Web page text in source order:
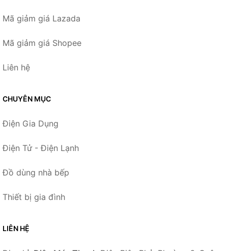
Mã giảm giá Lazada
Mã giảm giá Shopee
Liên hệ
CHUYÊN MỤC
Điện Gia Dụng
Điện Tử - Điện Lạnh
Đồ dùng nhà bếp
Thiết bị gia đình
LIÊN HỆ